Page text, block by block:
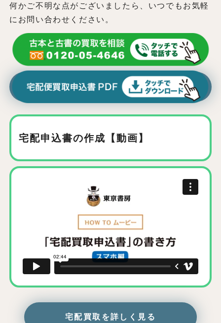
何かご不明な点がございましたら、いつでもお気軽
にお問い合わせください。
宅配申込書の作成【動画】
宅配買取を詳しく見る